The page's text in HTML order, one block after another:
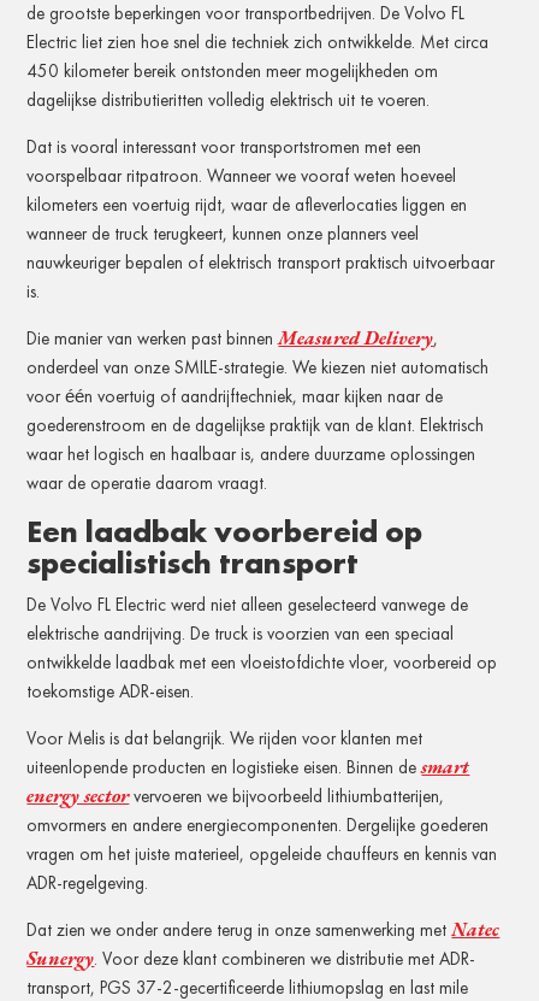
de grootste beperkingen voor transportbedrijven. De Volvo FL
Electric liet zien hoe snel die techniek zich ontwikkelde. Met circa
450 kilometer bereik ontstonden meer mogelijkheden om
dagelijkse distributieritten volledig elektrisch uit te voeren.
Dat is vooral interessant voor transportstromen met een
voorspelbaar ritpatroon. Wanneer we vooraf weten hoeveel
kilometers een voertuig rijdt, waar de afleverlocaties liggen en
wanneer de truck terugkeert, kunnen onze planners veel
nauwkeuriger bepalen of elektrisch transport praktisch uitvoerbaar
is.
Die manier van werken past binnenMeasured Delivery,
onderdeel van onze SMILE-strategie. We kiezen niet automatisch
voor één voertuig of aandrijftechniek, maar kijken naar de
goederenstroom en de dagelijkse praktijk van de klant. Elektrisch
waar het logisch en haalbaar is, andere duurzame oplossingen
waar de operatie daarom vraagt.
Een laadbak voorbereid op
specialistisch transport
De Volvo FL Electric werd niet alleen geselecteerd vanwege de
elektrische aandrijving. De truck is voorzien van een speciaal
ontwikkelde laadbak met een vloeistofdichte vloer, voorbereid op
toekomstige ADR-eisen.
Voor Melis is dat belangrijk. We rijden voor klanten met
uiteenlopende producten en logistieke eisen. Binnen desmart
energy sectorvervoeren we bijvoorbeeld lithiumbatterijen,
omvormers en andere energiecomponenten. Dergelijke goederen
vragen om het juiste materieel, opgeleide chauffeurs en kennis van
ADR-regelgeving.
Dat zien we onder andere terug in onze samenwerking metNatec
Sunergy. Voor deze klant combineren we distributie met ADR-
transport, PGS 37-2-gecertificeerde lithiumopslag en last mile